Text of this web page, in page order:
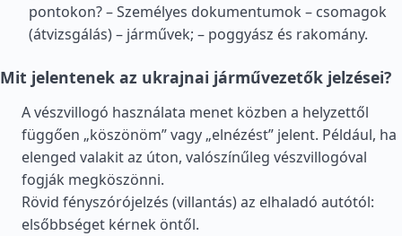
pontokon? – Személyes dokumentumok – csomagok
(átvizsgálás) – járművek; – poggyász és rakomány.
Mit jelentenek az ukrajnai járművezetők jelzései?
A vészvillogó használata menet közben a helyzettől
függően „köszönöm” vagy „elnézést” jelent. Például, ha
elenged valakit az úton, valószínűleg vészvillogóval
fogják megköszönni.
Rövid fényszórójelzés (villantás) az elhaladó autótól:
elsőbbséget kérnek öntől.